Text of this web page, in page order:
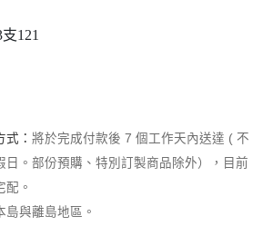
121
： 將於完成付款後 7 個工作天內送達 ( 不
日。部份預購、特別訂製商品除外），目前
配。
島與離島地區。